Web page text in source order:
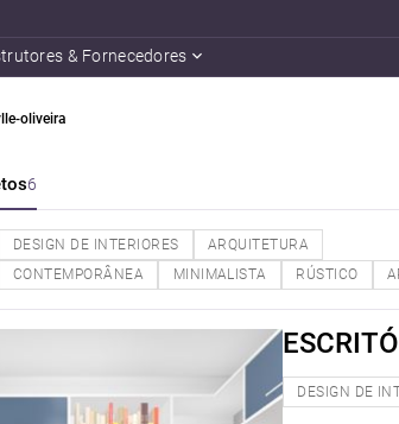
& Fornecedores
oliveira
6
DESIGN DE INTERIORES ARQUITETURA
CONTEMPORÂNEA MINIMALISTA RÚSTICO
DESIGN DE